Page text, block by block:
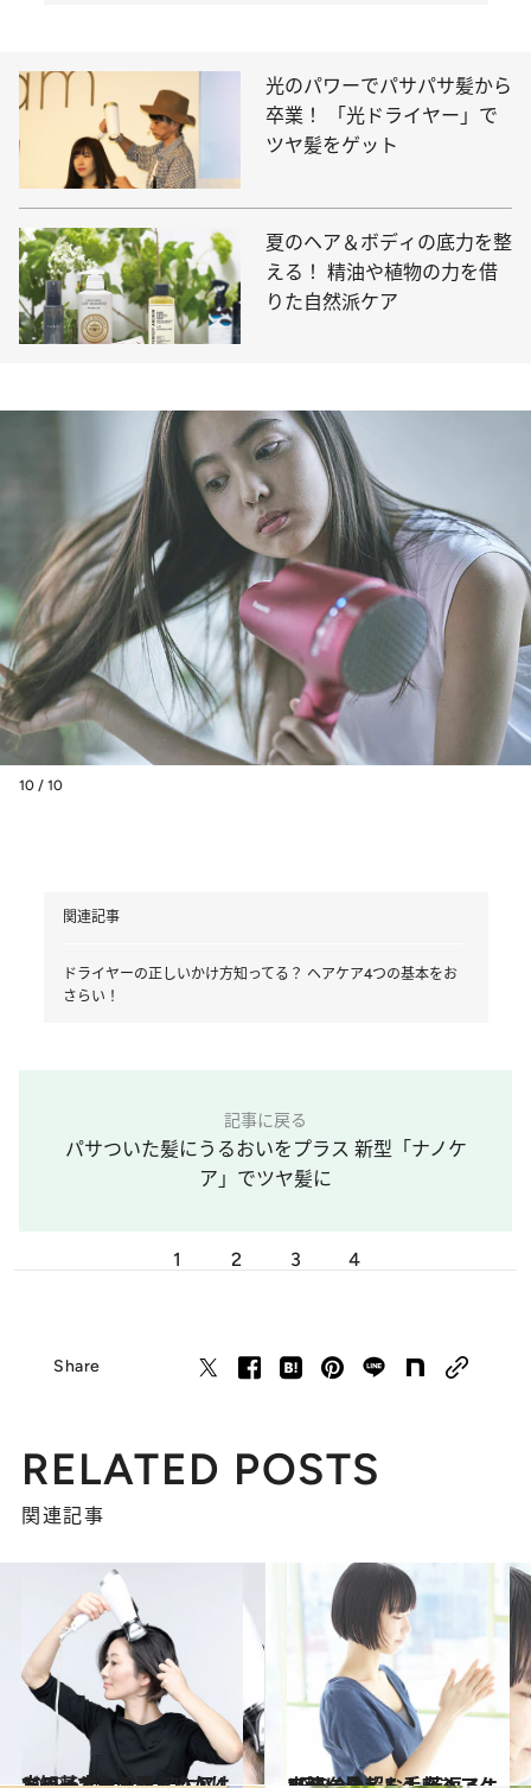
光のパワーでパサパサ髪から
卒業！ 「光ドライヤー」で
ツヤ髪をゲット
夏のヘア＆ボディの底力を整
える！ 精油や植物の力を借
りた自然派ケア
10 / 10
関連記事
ドライヤーの正しいかけ方知ってる？ ヘアケア4つの基本をお
さらい！
記事に戻る
パサついた髪にうるおいをプラス 新型「ナノケ
ア」でツヤ髪に
1 2 3 4
Share
RELATED POSTS
関連記事